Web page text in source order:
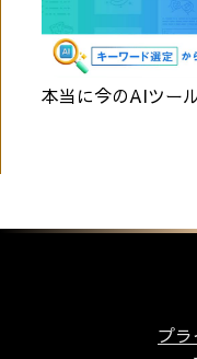
本当に今のAIツー
プ